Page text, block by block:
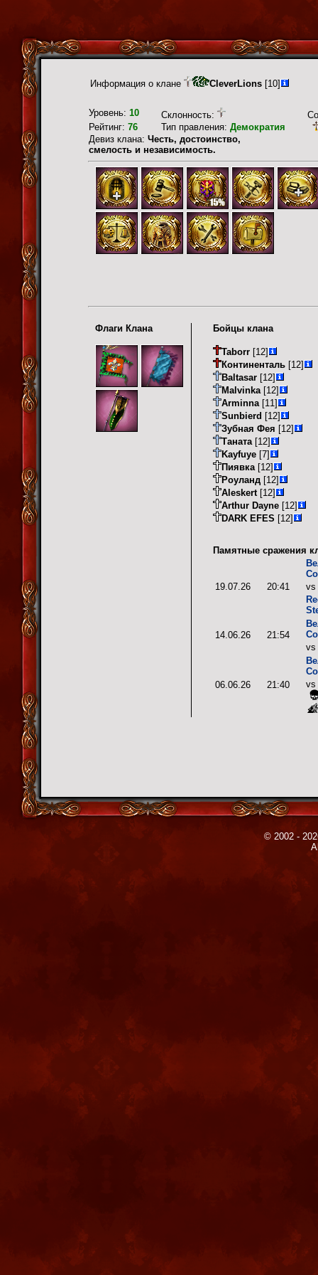
Информация о клане CleverLions [10]
Уровень: 10 Склонность:
Рейтинг: 76 Тип правления: Демократия
Девиз клана: Честь, достоинство,
смелость и независимость.
Флаги Клана Бойцы клана
Taborr [12]
Континенталь [12]
Baltasar [12]
Malvinka [12]
Arminna [11]
Sunbierd [12]
Зубная Фея [12]
Таната [12]
Kayfuye [7]
Пиявка [12]
Роуланд [12]
Aleskert [12]
Arthur Dayne [12]
DARK EFES [12]
Памятные сражения
19.07.26 20:41
vs
14.06.26 21:54
vs
06.06.26 21:40
vs
© 2002 -